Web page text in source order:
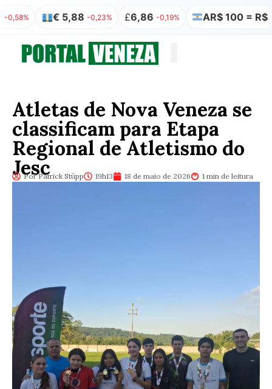
€ 5,88 -0,23% £6,86 -0,19% AR$ 100 = R$ 0,31 -
Atletas de Nova Veneza se
classificam para Etapa
Regional de Atletismo do
Jesc
Por Patrick Stüpp 19h13 18 de maio de 2026 1 min de leitura